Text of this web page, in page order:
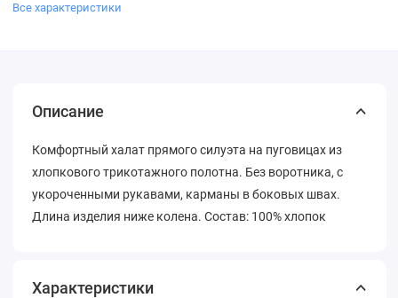
Все характеристики
Описание
Комфортный халат прямого силуэта на пуговицах из
хлопкового трикотажного полотна. Без воротника, с
укороченными рукавами, карманы в боковых швах.
Длина изделия ниже колена. Состав: 100% хлопок
Характеристики